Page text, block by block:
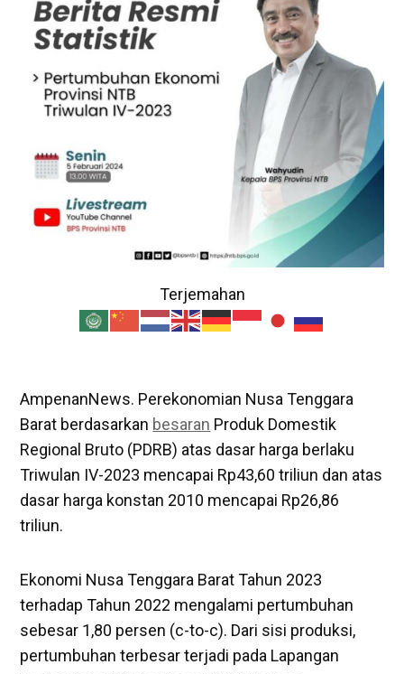
Terjemahan
AmpenanNews. Perekonomian Nusa Tenggara
Barat berdasarkan besaran Produk Domestik
Regional Bruto (PDRB) atas dasar harga berlaku
Triwulan IV-2023 mencapai Rp43,60 triliun dan atas
dasar harga konstan 2010 mencapai Rp26,86
triliun.
Ekonomi Nusa Tenggara Barat Tahun 2023
terhadap Tahun 2022 mengalami pertumbuhan
sebesar 1,80 persen (c-to-c). Dari sisi produksi,
pertumbuhan terbesar terjadi pada Lapangan